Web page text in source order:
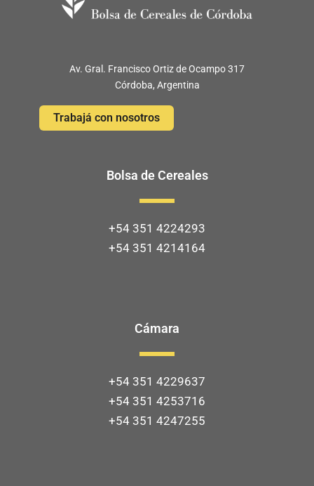
Av. Gral. Francisco Ortiz de Ocampo 317
Córdoba, Argentina
Trabajá con nosotros
Bolsa de Cereales
+54 351 4224293
+54 351 4214164
Cámara
+54 351 4229637
+54 351 4253716
+54 351 4247255